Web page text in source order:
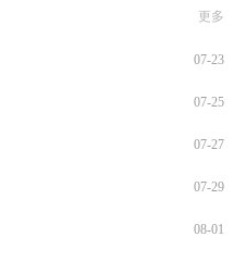
更多
07-23
07-25
07-27
07-29
08-01